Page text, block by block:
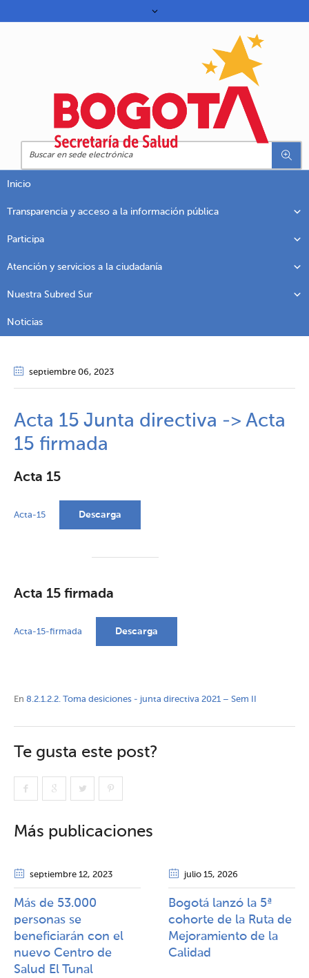
Inicio
Transparencia y acceso a la información pública
Participa
Atención y servicios a la ciudadanía
Nuestra Subred Sur
Noticias
septiembre 06, 2023
Acta 15 Junta directiva -> Acta
15 firmada
Acta 15
Acta-15 Descarga
Acta 15 firmada
Acta-15-firmada Descarga
En 8.2.1.2.2. Toma desiciones - junta directiva 2021 – Sem II
Te gusta este post?
Más publicaciones
septiembre 12, 2023
Más de 53.000
personas se
beneficiarán con el
nuevo Centro de
Salud El Tunal
julio 15, 2026
Bogotá lanzó la 5ª
cohorte de la Ruta de
Mejoramiento de la
Calidad​​